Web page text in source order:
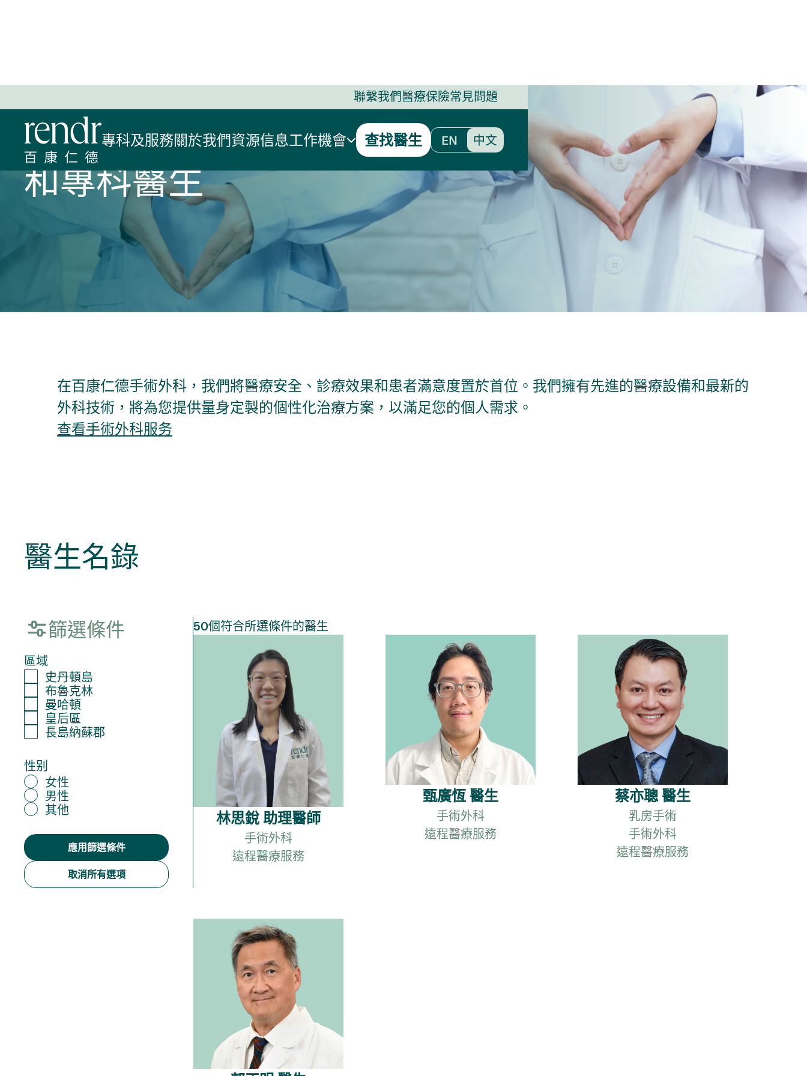
聯繫我們醫療保險常見問題
專科及服務關於我們資源信息工作機會 查找醫生 EN 中文
我們擁有100多名全科
和專科醫生
在百康仁德手術外科，我們將醫療安全、診療效果和患者滿意度置於首位。我們擁有先進的醫療設備和最新的
外科技術，將為您提供量身定製的個性化治療方案，以滿足您的個人需求。
查看手術外科服务
醫生名錄
篩選條件
區域
史丹頓島
布魯克林
曼哈頓
皇后區
長島納蘇郡
性别
女性
男性
其他
取消所有選項
50個符合所選條件的醫生
林思銳 助理醫師
手術外科
遠程醫療服務
甄廣恆 醫生
手術外科
遠程醫療服務
蔡亦聰 醫生
乳房手術
手術外科
遠程醫療服務